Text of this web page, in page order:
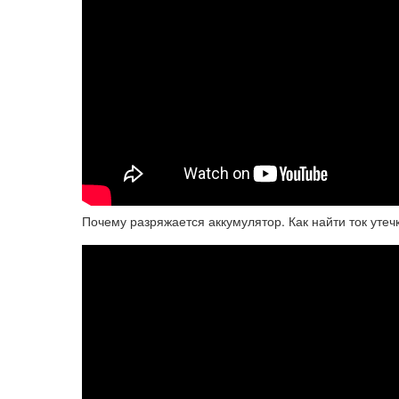
Почему разряжается аккумулятор. Как найти ток